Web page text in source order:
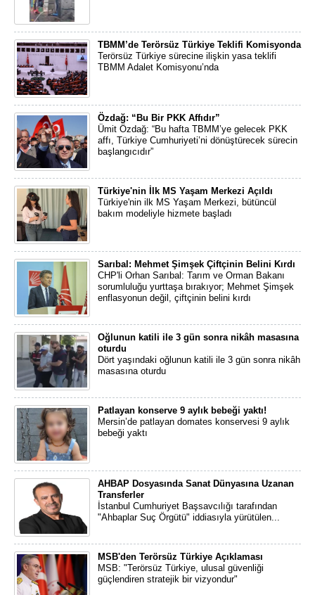
TBMM’de Terörsüz Türkiye Teklifi Komisyonda
Terörsüz Türkiye sürecine ilişkin yasa teklifi
TBMM Adalet Komisyonu’nda
Özdağ: “Bu Bir PKK Affıdır”
Ümit Özdağ: “Bu hafta TBMM’ye gelecek PKK
affı, Türkiye Cumhuriyeti’ni dönüştürecek sürecin
başlangıcıdır”
Türkiye'nin İlk MS Yaşam Merkezi Açıldı
Türkiye'nin ilk MS Yaşam Merkezi, bütüncül
bakım modeliyle hizmete başladı
Sarıbal: Mehmet Şimşek Çiftçinin Belini Kırdı
CHP'li Orhan Sarıbal: Tarım ve Orman Bakanı
sorumluluğu yurttaşa bırakıyor; Mehmet Şimşek
enflasyonun değil, çiftçinin belini kırdı
Oğlunun katili ile 3 gün sonra nikâh masasına
oturdu
Dört yaşındaki oğlunun katili ile 3 gün sonra nikâh
masasına oturdu
Patlayan konserve 9 aylık bebeği yaktı!
Mersin’de patlayan domates konservesi 9 aylık
bebeği yaktı
AHBAP Dosyasında Sanat Dünyasına Uzanan
Transferler
İstanbul Cumhuriyet Başsavcılığı tarafından
"Ahbaplar Suç Örgütü" iddiasıyla yürütülen...
MSB'den Terörsüz Türkiye Açıklaması
MSB: "Terörsüz Türkiye, ulusal güvenliği
güçlendiren stratejik bir vizyondur"